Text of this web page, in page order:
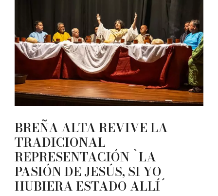
BREÑA ALTA REVIVE LA
TRADICIONAL
REPRESENTACIÓN `LA
PASIÓN DE JESÚS, SI YO
HUBIERA ESTADO ALLÍ´